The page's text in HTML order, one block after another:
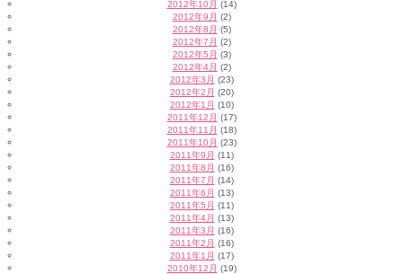
2012年10月 (14)
2012年9月 (2)
2012年8月 (5)
2012年7月 (2)
2012年5月 (3)
2012年4月 (2)
2012年3月 (23)
2012年2月 (20)
2012年1月 (10)
2011年12月 (17)
2011年11月 (18)
2011年10月 (23)
2011年9月 (11)
2011年8月 (16)
2011年7月 (14)
2011年6月 (13)
2011年5月 (11)
2011年4月 (13)
2011年3月 (16)
2011年2月 (16)
2011年1月 (17)
2010年12月 (19)